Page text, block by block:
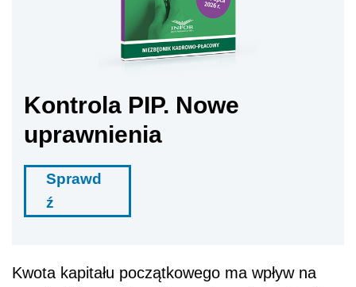
Kontrola PIP. Nowe
uprawnienia
Sprawd
ź
Kwota kapitału początkowego ma wpływ na